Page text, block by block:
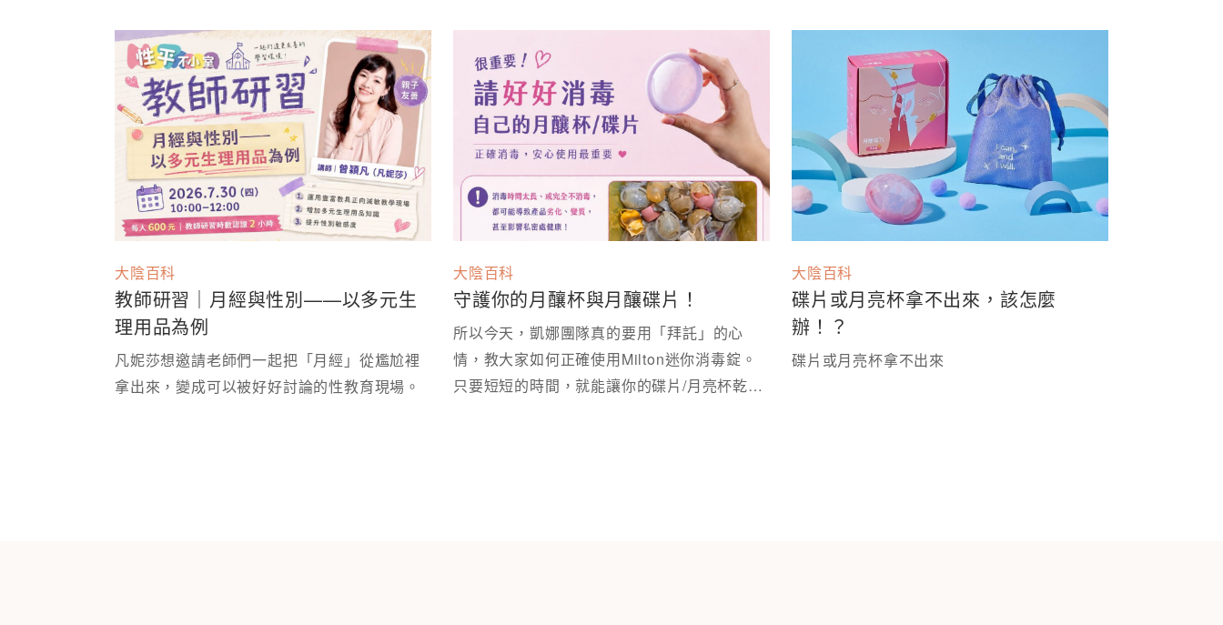
大陰百科
教師研習｜月經與性別——以多元生
理用品為例
凡妮莎想邀請老師們一起把「月經」從尷尬裡
大陰百科
守護你的月釀杯與月釀碟片！
所以今天，凱娜團隊真的要用「拜託」的心
情，教大家如何正確使用Milton迷你消毒錠。
只要短短的時間，就能讓你的碟片/月亮杯乾淨
大陰百科
碟片或月亮杯拿不出來，該怎麼
辦！？
碟片或月亮杯拿不出來